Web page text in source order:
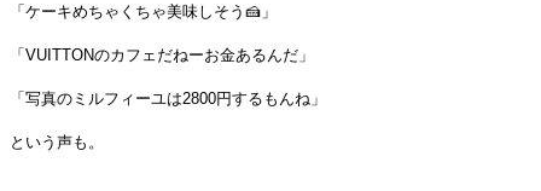
「ケーキめちゃくちゃ美味しそう🍰」
「VUITTONのカフェだねーお金あるんだ」
「写真のミルフィーユは2800円するもんね」
という声も。